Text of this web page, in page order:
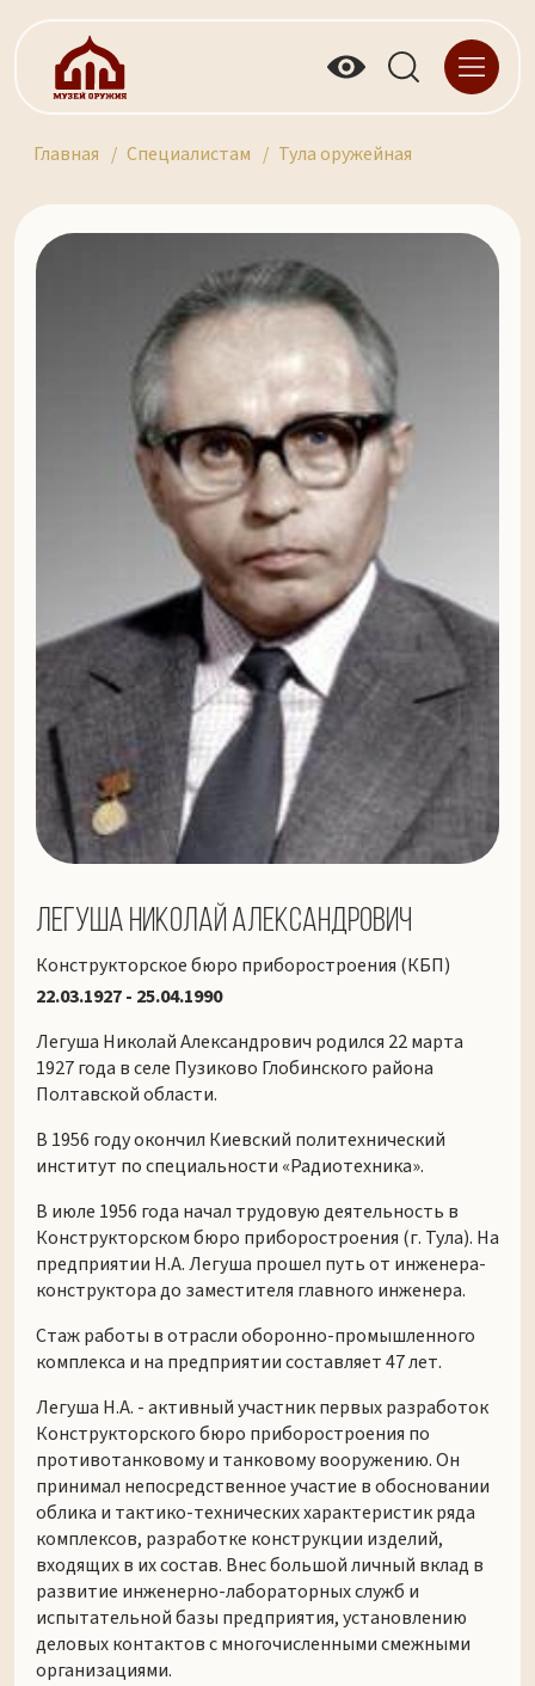
Главная Специалистам Тула оружейная
Легуша Николай Александрович
Конструкторское бюро приборостроения (КБП)
22.03.1927 - 25.04.1990
Легуша Николай Александрович родился 22 марта
1927 года в селе Пузиково Глобинского района
Полтавской области.
В 1956 году окончил Киевский политехнический
институт по специальности «Радиотехника».
В июле 1956 года начал трудовую деятельность в
Конструкторском бюро приборостроения (г. Тула). На
предприятии Н.А. Легуша прошел путь от инженера-
конструктора до заместителя главного инженера.
Стаж работы в отрасли оборонно-промышленного
комплекса и на предприятии составляет 47 лет.
Легуша Н.А. - активный участник первых разработок
Конструкторского бюро приборостроения по
противотанковому и танковому вооружению. Он
принимал непосредственное участие в обосновании
облика и тактико-технических характеристик ряда
комплексов, разработке конструкции изделий,
входящих в их состав. Внес большой личный вклад в
развитие инженерно-лабораторных служб и
испытательной базы предприятия, установлению
деловых контактов с многочисленными смежными
организациями.